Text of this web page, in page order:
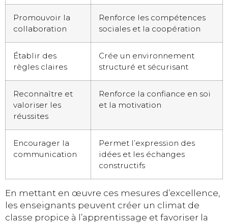
Promouvoir la
collaboration
Renforce les compétences
sociales et la coopération
Établir des
règles claires
Crée un environnement
structuré et sécurisant
Reconnaître et
valoriser les
réussites
Renforce la confiance en soi
et la motivation
Encourager la
communication
Permet l’expression des
idées et les échanges
constructifs
En mettant en œuvre ces mesures d’excellence,
les enseignants peuvent créer un climat de
classe propice à l’apprentissage et favoriser la